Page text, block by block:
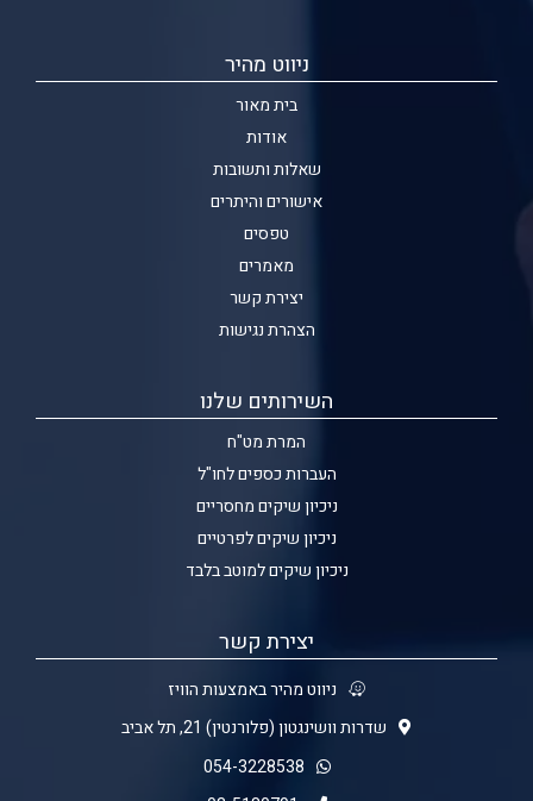
ניווט מהיר
בית מאור
אודות
שאלות ותשובות
אישורים והיתרים
טפסים
מאמרים
יצירת קשר
הצהרת נגישות
השירותים שלנו
המרת מט"ח
העברות כספים לחו"ל
ניכיון שיקים מחסריים
ניכיון שיקים לפרטיים
ניכיון שיקים למוטב בלבד
יצירת קשר
ניווט מהיר באמצעות הוויז
שדרות וושינגטון (פלורנטין) 21, תל אביב
054-3228538